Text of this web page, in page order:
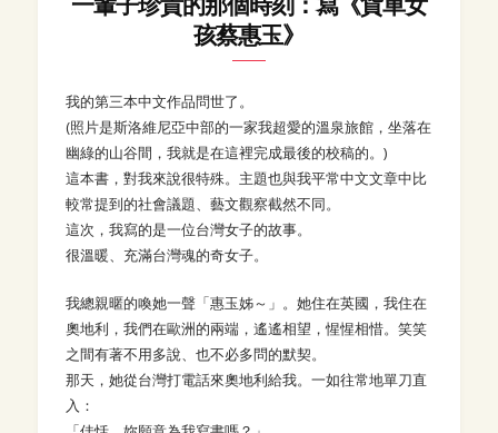
孩蔡惠玉》
我的第三本中文作品問世了。
(照片是斯洛維尼亞中部的一家我超愛的溫泉旅館，坐落在
幽綠的山谷間，我就是在這裡完成最後的校稿的。)
這本書，對我來說很特殊。主題也與我平常中文文章中比
較常提到的社會議題、藝文觀察截然不同。
這次，我寫的是一位台灣女子的故事。
很溫暖、充滿台灣魂的奇女子。
我總親暱的喚她一聲「惠玉姊～」。她住在英國，我住在
奧地利，我們在歐洲的兩端，遙遙相望，惺惺相惜。笑笑
之間有著不用多說、也不必多問的默契。
那天，她從台灣打電話來奧地利給我。一如往常地單刀直
入：